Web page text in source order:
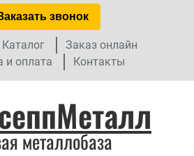
звонок
Каталог
Заказ онлайн
и оплата
Контакты
металлобаза